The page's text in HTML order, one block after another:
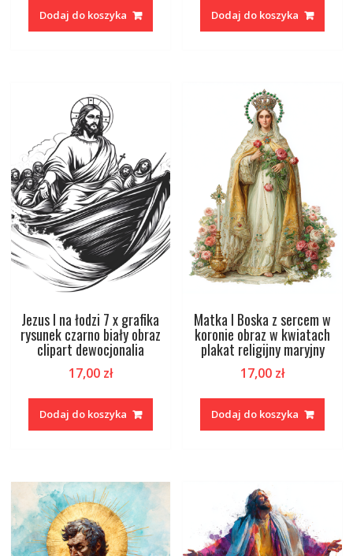
Dodaj do koszyka Dodaj do koszyka
Jezus I na łodzi 7 x grafika
rysunek czarno biały obraz
clipart dewocjonalia
17,00 zł
Dodaj do koszyka
Matka I Boska z sercem w
koronie obraz w kwiatach
plakat religijny maryjny
17,00 zł
Dodaj do koszyka